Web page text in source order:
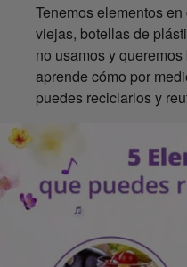
Tenemos elementos
viejas, botellas de
no usamos y
aprende cómo por
puedes reciclarlos y